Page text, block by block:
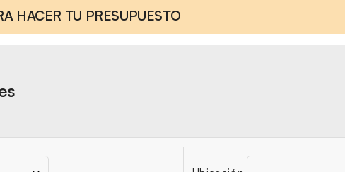
HACER TU PRESUPUESTO